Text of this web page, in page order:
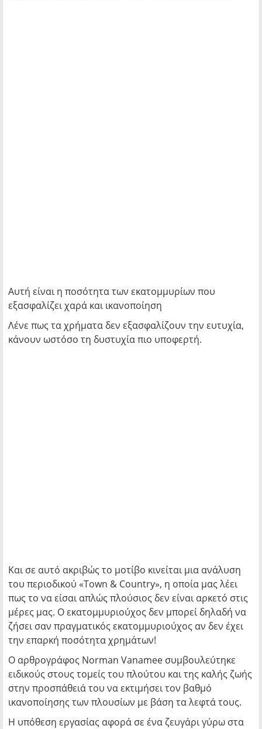
Αυτή είναι η ποσότητα των εκατομμυρίων που
εξασφαλίζει χαρά και ικανοποίηση
Λένε πως τα χρήματα δεν εξασφαλίζουν την ευτυχία,
κάνουν ωστόσο τη δυστυχία πιο υποφερτή.
Και σε αυτό ακριβώς το μοτίβο κινείται μια ανάλυση
του περιοδικού «Town & Country», η οποία μας λέει
πως το να είσαι απλώς πλούσιος δεν είναι αρκετό στις
μέρες μας. Ο εκατομμυριούχος δεν μπορεί δηλαδή να
ζήσει σαν πραγματικός εκατομμυριούχος αν δεν έχει
την επαρκή ποσότητα χρημάτων!
Ο αρθρογράφος Norman Vanamee συμβουλεύτηκε
ειδικούς στους τομείς του πλούτου και της καλής ζωής
στην προσπάθειά του να εκτιμήσει τον βαθμό
ικανοποίησης των πλουσίων με βάση τα λεφτά τους.
Η υπόθεση εργασίας αφορά σε ένα ζευγάρι γύρω στα